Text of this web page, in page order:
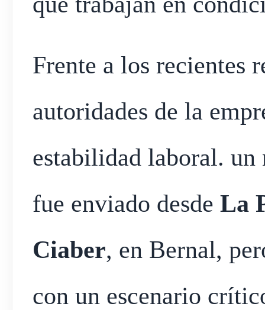
Frente a los recientes
autoridades de la
estabilidad laboral. un
fue enviado desde La
Ciaber, en Bernal,
con un escenario